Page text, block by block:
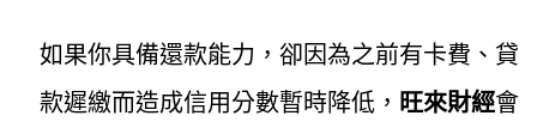
如果你具備還款能力，卻因為之前有卡費、貸
款遲繳而造成信用分數暫時降低， 旺來財經會